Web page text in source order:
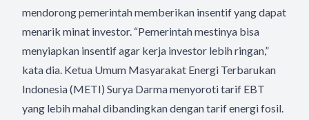
mendorong pemerintah memberikan insentif yang dapat
menarik minat investor. “Pemerintah mestinya bisa
menyiapkan insentif agar kerja investor lebih ringan,”
kata dia. Ketua Umum Masyarakat Energi Terbarukan
Indonesia (METI) Surya Darma menyoroti tarif EBT
yang lebih mahal dibandingkan dengan tarif energi fosil.